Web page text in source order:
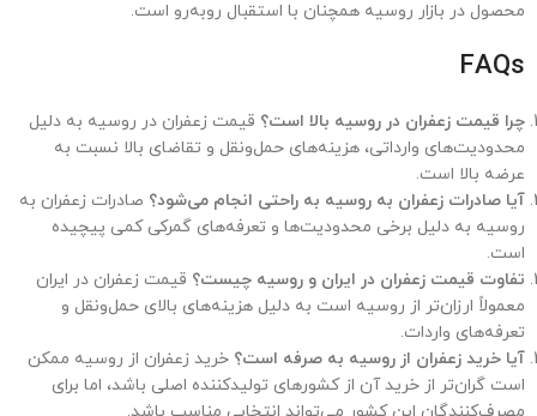
علاوه بر ایران، کشورهای دیگری نظیر هند و افغانستان نیز زعفران به
بسیار شناخته شده و محبوب است.
چالش‌های صادرات زعفران به روسیه
یکی از چالش‌های عمده در صادرات زعفران به روسیه، محدودیت‌های
تجاری و تعرفه‌های گمرکی است. این مسائل ممکن است بر قیمت نهایی
و میزان واردات زعفران تاثیر بگذارد. همچنین، نوسانات ارز و مشکلات
حمل‌ونقل می‌تواند بر روند صادرات تاثیر بگذارد.
خرید ظرف زعفران در روسیه
اگر به دنبال ظرف زعفران در روسیه هستید، به مکان درستی آمده اید. ما
انواع ظروف زعفران در روسیه را در فروشگاه خود به عرضه گذاشتیم.